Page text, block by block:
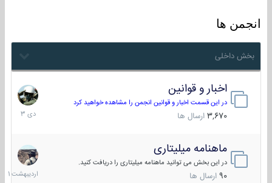
انجمن ها
بخش داخلی
اخبار و قوانین
در این قسمت اخبار و قوانین انجمن را مشاهده خواهید کرد
3,670 ارسال ها
22
دی
1403
ماهنامه میلیتاری
در این بخش می توانید ماهنامه میلیتاری را دریافت کنید.
90 ارسال ها
30
1401